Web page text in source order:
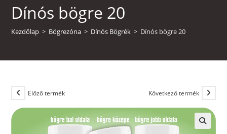
Dínós bögre 20
Kezdőlap > Bögrezóna > Dínós Bögrék > Dínós bögre 20
Előző termék Következő termék